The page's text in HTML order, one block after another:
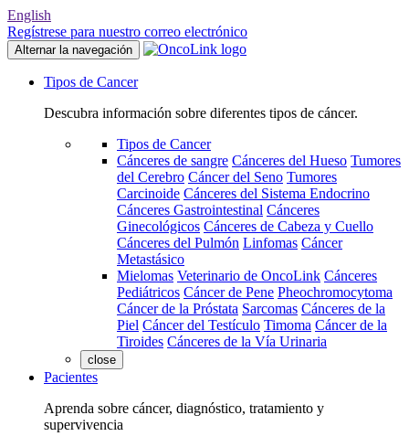
English
Regístrese para nuestro correo electrónico
Alternar la navegación
Tipos de Cancer
Descubra información sobre diferentes tipos de cáncer.
Tipos de Cancer
Cánceres de sangre Cánceres del Hueso Tumores
del Cerebro Cáncer del Seno Tumores
Carcinoide Cánceres del Sistema Endocrino
Cánceres Gastrointestinal Cánceres
Ginecológicos Cánceres de Cabeza y Cuello
Cánceres del Pulmón Linfomas Cáncer
Metastásico
Mielomas Veterinario de OncoLink Cánceres
Pediátricos Cáncer de Pene Pheochromocytoma
Cáncer de la Próstata Sarcomas Cánceres de la
Piel Cáncer del Testículo Timoma Cáncer de la
Tiroides Cánceres de la Vía Urinaria
close
Pacientes
Aprenda sobre cáncer, diagnóstico, tratamiento y
supervivencia